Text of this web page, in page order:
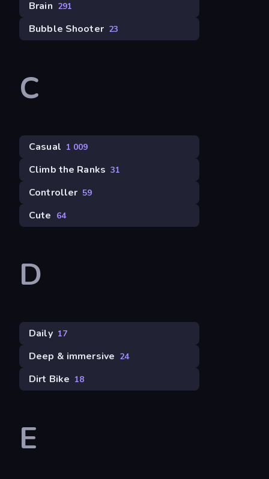
Brain 291
Bubble Shooter 23
C
Casual 1 009
Climb the Ranks 31
Controller 59
Cute 64
D
Daily 17
Deep & immersive 24
Dirt Bike 18
E